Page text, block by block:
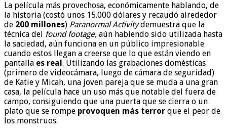
La película más provechosa, económicamente hablando, de
la historia (costó unos 15.000 dólares y recaudó alrededor
de 200 millones) Paranormal Activitydemuestra que la
técnica del found footage, aún habiendo sido utilizada hasta
la saciedad, aún funciona en un público impresionable
cuando estos llegan a creerse que lo que están viendo en
pantalla es real. Utilizando las grabaciones domésticas
(primero de videocámara, luego de cámara de seguridad)
de Katie y Micah, una joven pareja que se muda a una gran
casa, la película hace un uso más que notable del fuera de
campo, consiguiendo que una puerta que se cierra o un
plato que se rompe provoquen más terror que el peor de
los monstruos.